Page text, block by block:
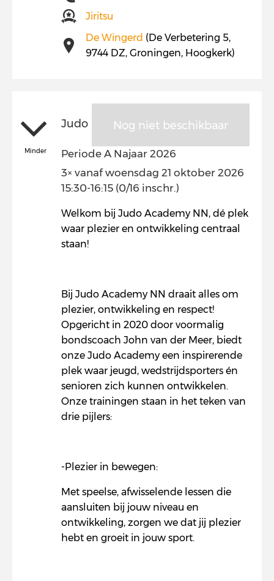
Jiritsu
De Wingerd (De Verbetering 5,
9744 DZ, Groningen, Hoogkerk)
Nog niet beschikbaar
Minder
Judo
Periode A Najaar 2026
3× vanaf woensdag 21 oktober 2026
15:30-16:15 (0/16 inschr.)
Welkom bij Judo Academy NN, dé plek
waar plezier en ontwikkeling centraal
staan!
Bij Judo Academy NN draait alles om
plezier, ontwikkeling en respect!
Opgericht in 2020 door voormalig
bondscoach John van der Meer, biedt
onze Judo Academy een inspirerende
plek waar jeugd, wedstrijdsporters én
senioren zich kunnen ontwikkelen.
Onze trainingen staan in het teken van
drie pijlers:
-Plezier in bewegen:
Met speelse, afwisselende lessen die
aansluiten bij jouw niveau en
ontwikkeling, zorgen we dat jij plezier
hebt en groeit in jouw sport.